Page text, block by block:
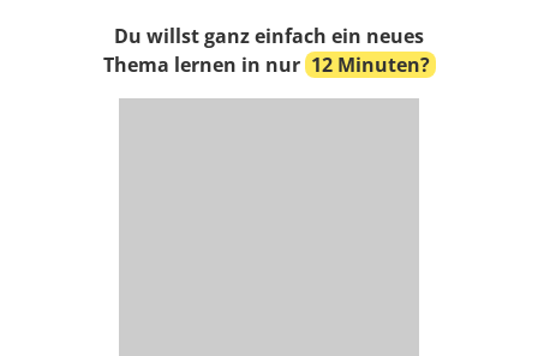
Du willst ganz einfach ein neues
Thema lernen in nur 12 Minuten?